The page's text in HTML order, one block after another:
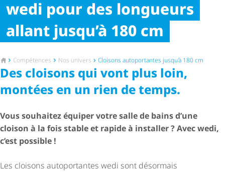
wedi pour des longueurs
allant jusqu’à 180 cm
Vers la page d'accueil
Compétences Nos univers Cloisons autoportantes jusqu'à 180 cm
Des cloisons qui vont plus loin,
montées en un rien de temps.
Vous souhaitez équiper votre salle de bains d’une
cloison à la fois stable et rapide à installer ? Avec wedi,
c’est possible !
Les cloisons autoportantes wedi sont désormais